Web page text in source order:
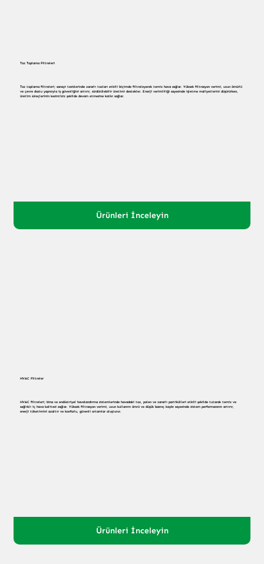
Toz Toplama Filtreleri
Toz toplama filtreleri; sanayi tesislerinde zararlı tozları etkili biçimde filtreleyerek temiz hava sağlar. Yüksek filtrasyon verimi, uzun ömürlü
ve çevre dostu yapısıyla iş güvenliğini artırır, sürdürülebilir üretimi destekler. Enerji verimliliği sayesinde işletme maliyetlerini düşürürken,
üretim süreçlerinin kesintisiz şekilde devam etmesine katkı sağlar.
Ürünleri İnceleyin
HVAC Filtreler
HVAC filtreleri; bina ve endüstriyel havalandırma sistemlerinde havadaki toz, polen ve zararlı partikülleri etkili şekilde tutarak temiz ve
sağlıklı iç hava kalitesi sağlar. Yüksek filtrasyon verimi, uzun kullanım ömrü ve düşük basınç kaybı sayesinde sistem performansını artırır,
enerji tüketimini azaltır ve konforlu, güvenli ortamlar oluşturur.
Ürünleri İnceleyin